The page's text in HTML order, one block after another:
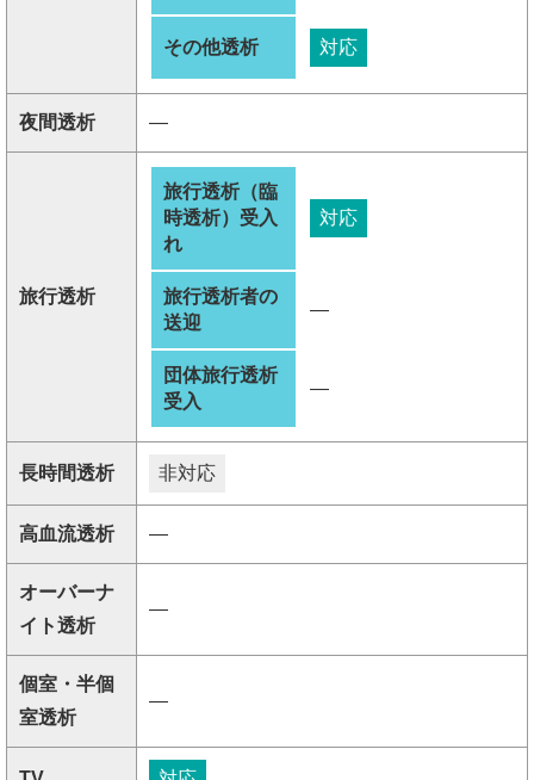
その他透析 対応
夜間透析 ―
旅行透析
旅行透析（臨
時透析）受入
れ
対応
旅行透析者の
送迎
―
団体旅行透析
受入
―
長時間透析 非対応
高血流透析 ―
オーバーナ
イト透析
―
個室・半個
室透析
―